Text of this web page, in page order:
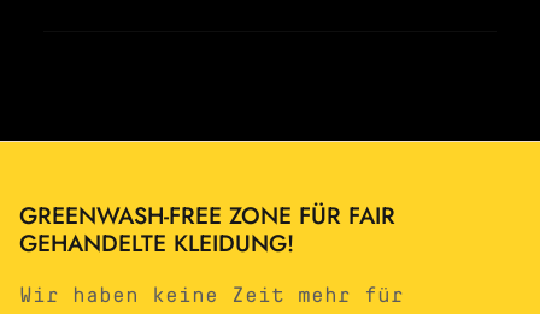
GREENWASH-FREE ZONE FÜR FAIR
GEHANDELTE KLEIDUNG!
Wir haben keine Zeit mehr für